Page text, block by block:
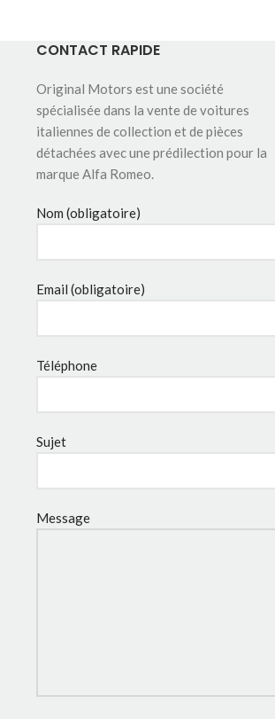
CONTACT RAPIDE
Original Motors est une société
spécialisée dans la vente de voitures
italiennes de collection et de pièces
détachées avec une prédilection pour la
marque Alfa Romeo.
Nom (obligatoire)
Email (obligatoire)
Téléphone
Sujet
Message